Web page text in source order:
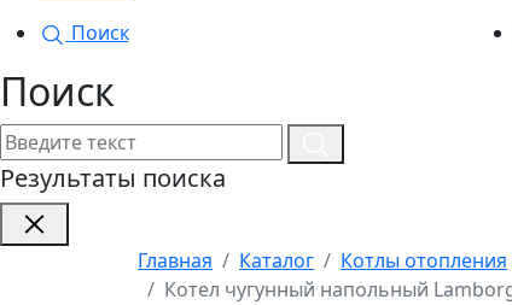
Поиск
Поиск
Результаты поиска
Главная Каталог Котлы отопления
Котел чугунный напольный